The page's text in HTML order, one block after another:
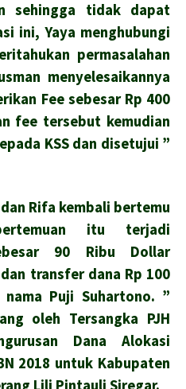
sehingga tidak dapat
ini, Yaya menghubungi
permasalahan
menyelesaikannya
Fee sebesar Rp 400
fee tersebut kemudian
KSS dan disetujui ”
Rifa kembali bertemu
itu terjadi
90 Ribu Dollar
transfer dana Rp 100
Puji Suhartono. ”
oleh Tersangka PJH
Dana Alokasi
2018 untuk Kabupaten